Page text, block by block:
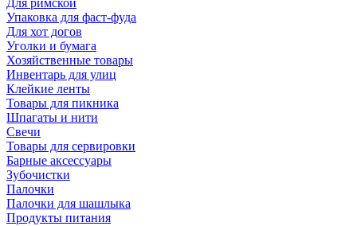
Для римской
Упаковка для фаст-фуда
Для хот догов
Уголки и бумага
Хозяйственные товары
Инвентарь для улиц
Клейкие ленты
Товары для пикника
Шпагаты и нити
Свечи
Товары для сервировки
Барные аксессуары
Зубочистки
Палочки
Палочки для шашлыка
Продукты питания